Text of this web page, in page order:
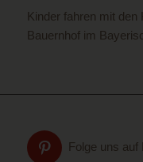
Kinder fahren mit
Bauernhof im
Folge uns auf